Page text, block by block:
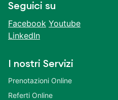
Seguici su
Facebook Youtube
LinkedIn
I nostri Servizi
Prenotazioni Online
Referti Online